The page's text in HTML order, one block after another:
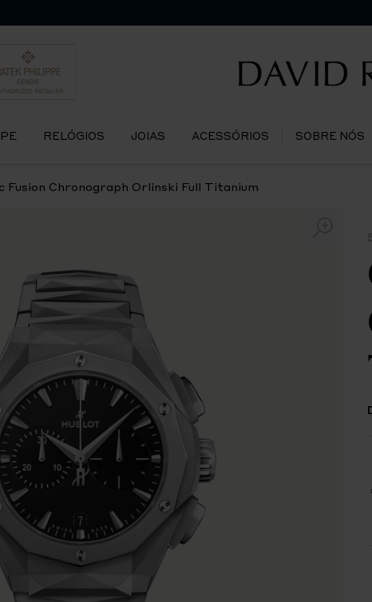
RELÓGIOS JOIAS ACESSÓRIOS SOBRE NÓS
Fusion Chronograph Orlinski Full Titanium